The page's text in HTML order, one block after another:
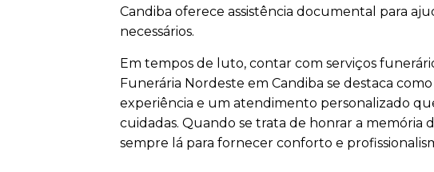
Candiba oferece assistência documental para
necessários.
Em tempos de luto, contar com serviços
Funerária Nordeste em Candiba se destaca
experiência e um atendimento personalizado
cuidadas. Quando se trata de honrar a
sempre lá para fornecer conforto e